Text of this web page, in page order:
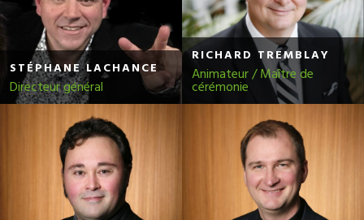
STÉPHANE LACHANCE
Directeur général
RICHARD TREMBLAY
Animateur / Maître de
cérémonie